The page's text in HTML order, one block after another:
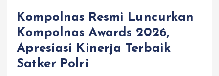
Kompolnas Resmi Luncurkan
Kompolnas Awards 2026,
Apresiasi Kinerja Terbaik
Satker Polri